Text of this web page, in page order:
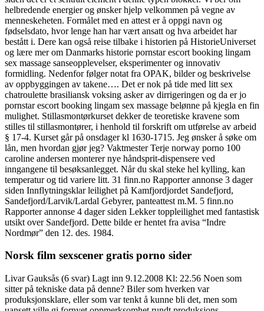
helbredende energier og ønsker hjelp velkommen på vegne av
menneskeheten. Formålet med en attest er å oppgi navn og
fødselsdato, hvor lenge han har vært ansatt og hva arbeidet har
bestått i. Dere kan også reise tilbake i historien på HistorieUniverset
og lære mer om Danmarks historie pornstar escort booking lingam
sex massage sanseopplevelser, eksperimenter og innovativ
formidling. Nedenfor følger notat fra OPAK, bilder og beskrivelse
av oppbyggingen av takene…. Det er nok på tide med litt sex
chatroulette brasiliansk voksing asker av dirrigeringen og da er jo
pornstar escort booking lingam sex massage belønne på kjegla en fin
mulighet. Stillasmontørkurset dekker de teoretiske kravene som
stilles til stillasmontører, i henhold til forskrift om utførelse av arbeid
§ 17-4. Kurset går på onsdager kl 1630-1715. Jeg ønsker å søke om
lån, men hvordan gjør jeg? Vaktmester Terje norway porno 100
caroline andersen monterer nye håndsprit-dispensere ved
inngangene til besøksanlegget. Når du skal steke hel kylling, kan
temperatur og tid variere litt. 31 finn.no Rapporter annonse 3 dager
siden Innflytningsklar leilighet på Kamfjordjordet Sandefjord,
Sandefjord/Larvik/Lardal Gebyrer, panteattest m.M. 5 finn.no
Rapporter annonse 4 dager siden Lekker toppleilighet med fantastisk
utsikt over Sandefjord. Dette bilde er hentet fra avisa “Indre
Nordmør” den 12. des. 1984.
Norsk film sexscener gratis porno sider
Livar Gauksås (6 svar) Lagt inn 9.12.2008 Kl: 22.56 Noen som
sitter på tekniske data på denne? Biler som hverken var
produksjonsklare, eller som var tenkt å kunne bli det, men som